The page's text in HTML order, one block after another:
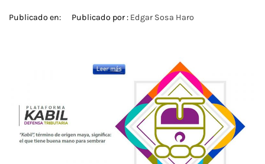
Publicado en: Publicado por : Edgar Sosa Haro